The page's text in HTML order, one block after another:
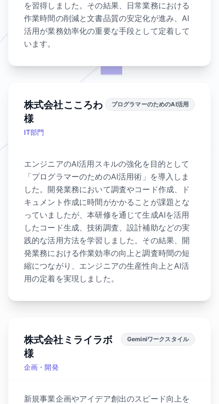
を習得しました。その結果、日常業務における
作業時間の削減と文書品質の安定化が進み、AI
活用が業務効率化の重要な手段として定着して
います。
株式会社こころわ
様
IT部門
プログラマーのためのAI活用
エンジニアのAI活用スキルの強化を目的として
「プログラマーのためのAI活用術」を導入しま
した。開発業務において調査やコード作成、ド
キュメント作成に時間がかかることが課題とな
っていましたが、本研修を通じて生成AIを活用
したコード生成、技術調査、設計補助などの実
践的な活用方法を学習しました。その結果、開
発業務における作業効率の向上と調査時間の短
縮につながり、エンジニアの生産性向上とAI活
用の定着を実現しました。
株式会社ミライラボ
様
企画・開発
Geminiワークスタイル
新規事業企画やアイデア創出のスピード向上を